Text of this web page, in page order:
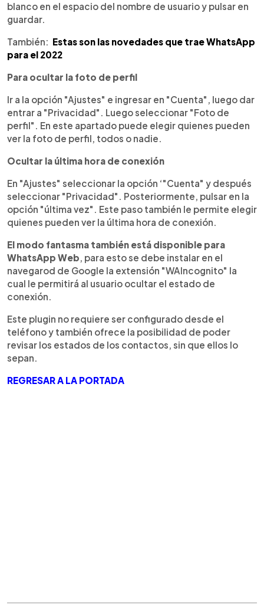
blanco en el espacio del nombre de usuario y pulsar en
guardar.
También: Estas son las novedades que trae WhatsApp
para el 2022
Para ocultar la foto de perfil
Ir a la opción "Ajustes" e ingresar en "Cuenta", luego dar
entrar a "Privacidad". Luego seleccionar "Foto de
perfil". En este apartado puede elegir quienes pueden
ver la foto de perfil, todos o nadie.
Ocultar la última hora de conexión
En "Ajustes" seleccionar la opción ‘"Cuenta" y después
seleccionar "Privacidad". Posteriormente, pulsar en la
opción "última vez". Este paso también le permite elegir
quienes pueden ver la última hora de conexión.
El modo fantasma también está disponible para
WhatsApp Web, para esto se debe instalar en el
navegarod de Google la extensión "WAIncognito" la
cual le permitirá al usuario ocultar el estado de
conexión.
Este plugin no requiere ser configurado desde el
teléfono y también ofrece la posibilidad de poder
revisar los estados de los contactos, sin que ellos lo
sepan.
REGRESAR A LA PORTADA